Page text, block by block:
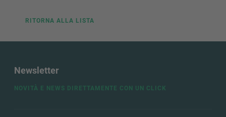
RITORNA ALLA LISTA
Newsletter
NOVITÀ E NEWS DIRETTAMENTE CON UN CLICK